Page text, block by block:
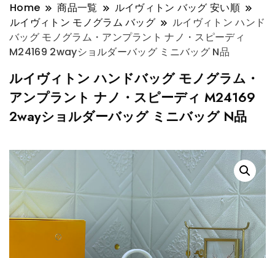
Home 商品一覧
ルイヴィトン バッグ 安い順
ルイヴィトン モノグラム バッグ
ルイヴィトン ハンド
バッグ モノグラム・アンプラント ナノ・スピーディ
M24169 2wayショルダーバッグ ミニバッグ N品
ルイヴィトン ハンドバッグ モノグラム・
アンプラント ナノ・スピーディ M24169
2wayショルダーバッグ ミニバッグ N品